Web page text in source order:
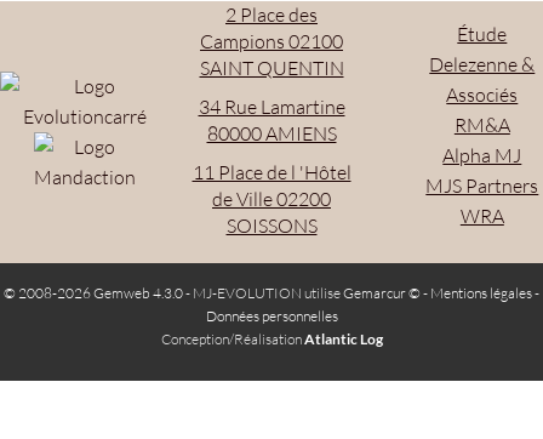
2 Place des
Campions 02100
SAINT QUENTIN
34 Rue Lamartine
80000 AMIENS
11 Place de l 'Hôtel
de Ville 02200
SOISSONS
Étude
Delezenne &
Associés
RM&A
Alpha MJ
MJS Partners
WRA
© 2008-2026 Gemweb 4.3.0- MJ-EVOLUTION utiliseGemarcur © - Mentions légales-
Données personnelles
Conception/RéalisationAtlantic Log